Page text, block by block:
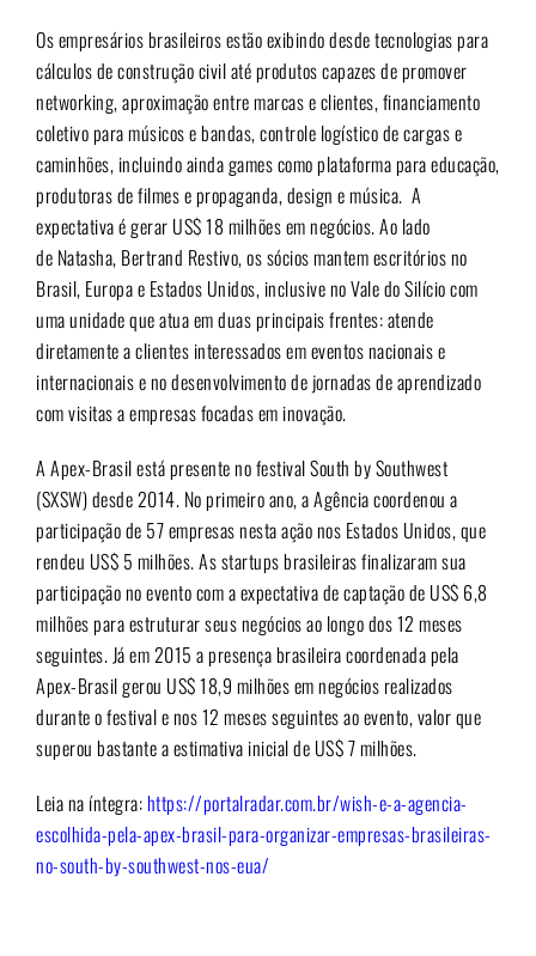
Os empresários brasileiros estão exibindo desde tecnologias para
cálculos de construção civil até produtos capazes de promover
networking, aproximação entre marcas e clientes, financiamento
coletivo para músicos e bandas, controle logístico de cargas e
caminhões, incluindo ainda games como plataforma para educação,
produtoras de filmes e propaganda, design e música. A
expectativa é gerar US$ 18 milhões em negócios. Ao lado
de Natasha, Bertrand Restivo,os sócios mantem escritórios no
Brasil, Europa e Estados Unidos, inclusive no Vale do Silício com
uma unidade que atua em duas principais frentes: atende
diretamente a clientes interessados em eventos nacionais e
internacionais e no desenvolvimento de jornadas de aprendizado
com visitas a empresas focadas em inovação.
A Apex-Brasilestá presente nofestival South by Southwest
(SXSW)desde 2014. No primeiro ano, a Agência coordenou a
participação de 57 empresas nesta ação nos Estados Unidos, que
rendeu US$ 5 milhões. As startups brasileiras finalizaram sua
participação no evento com a expectativa de captação de US$ 6,8
milhões para estruturar seus negócios ao longo dos 12 meses
seguintes. Já em 2015 a presença brasileira coordenada pela
Apex-Brasil gerou US$ 18,9 milhões em negócios realizados
durante o festival e nos 12 meses seguintes ao evento, valor que
superou bastante a estimativa inicial de US$ 7 milhões.
Leia na íntegra:https://portalradar.com.br/wish-e-a-agencia-
escolhida-pela-apex-brasil-para-organizar-empresas-brasileiras-
no-south-by-southwest-nos-eua/